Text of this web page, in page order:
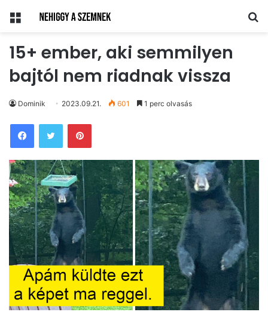
Menü
15+ ember, aki semmilyen
bajtól nem riadnak vissza
Dominik 2023.09.21. 601 1 perc olvasás
Pinterest